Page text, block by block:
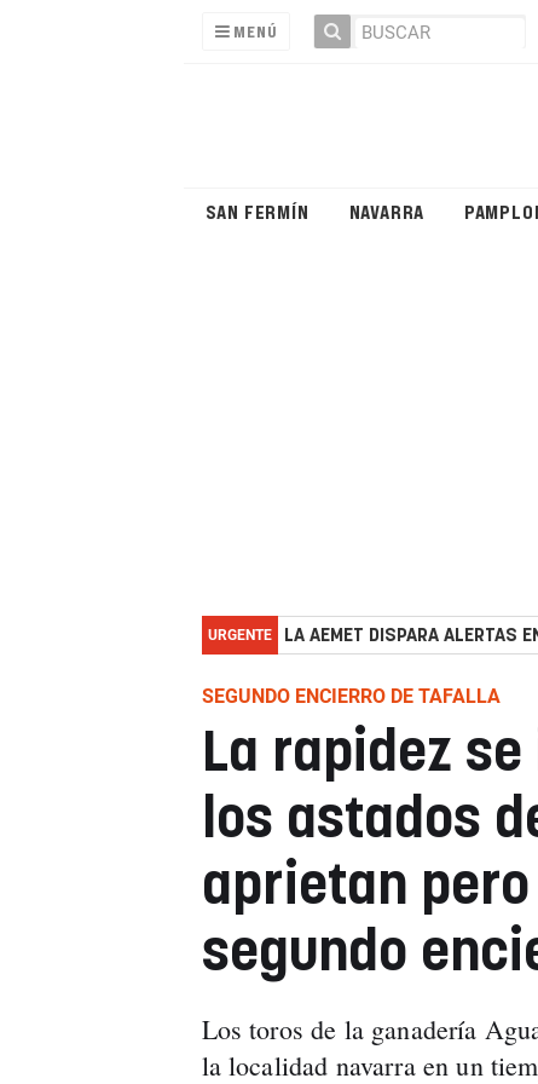
MENÚ
SAN FERMÍN NAVARRA
URGENTE LA AEMET DISPARA ALERTAS
SEGUNDO ENCIERRO DE TAFALLA
La rapidez
los astados
aprietan pero
segundo
Los toros de la ganadería
la localidad navarra en un